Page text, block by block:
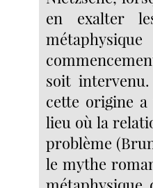
en exalter
soit
cette origine
lieu où la
problème
le mythe